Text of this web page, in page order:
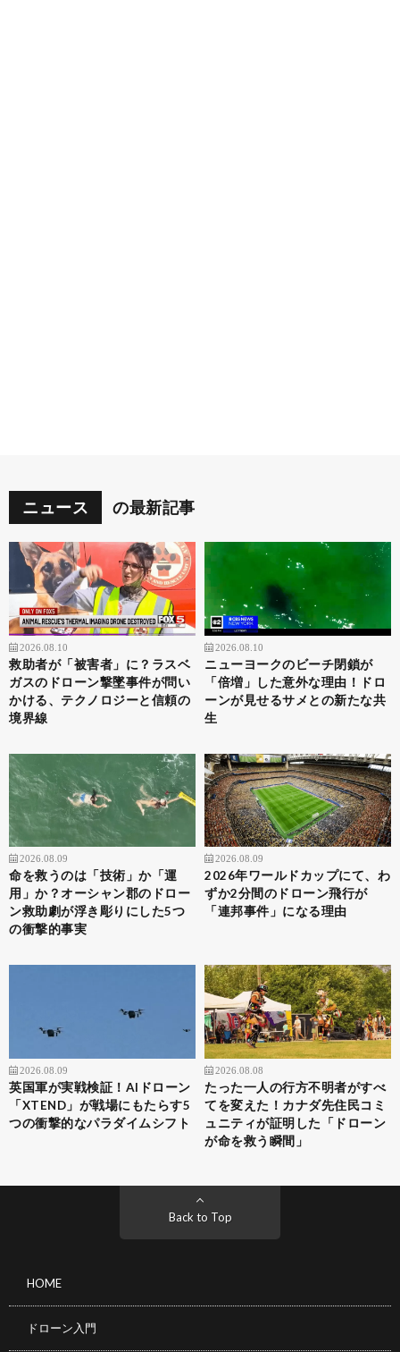
ニュース の最新記事
2026.08.10
救助者が「被害者」に？ラスベ
ガスのドローン撃墜事件が問い
かける、テクノロジーと信頼の
境界線
2026.08.10
ニューヨークのビーチ閉鎖が
「倍増」した意外な理由！ドロ
ーンが見せるサメとの新たな共
生
2026.08.09
命を救うのは「技術」か「運
用」か？オーシャン郡のドロー
ン救助劇が浮き彫りにした5つ
の衝撃的事実
2026.08.09
2026年ワールドカップにて、わ
ずか2分間のドローン飛行が
「連邦事件」になる理由
2026.08.09
英国軍が実戦検証！AIドローン
「XTEND」が戦場にもたらす5
つの衝撃的なパラダイムシフト
2026.08.08
たった一人の行方不明者がすべ
てを変えた！カナダ先住民コミ
ュニティが証明した「ドローン
が命を救う瞬間」
Back to Top
HOME
ドローン入門